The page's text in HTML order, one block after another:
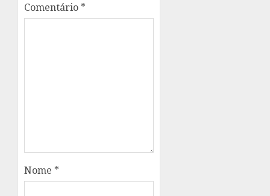
Comentário *
Nome *